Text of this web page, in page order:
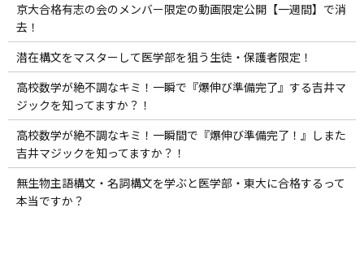
京大合格有志の会のメンバー限定の動画限定公開【一週間】で消
去！
潜在構文をマスターして医学部を狙う生徒・保護者限定！
高校数学が絶不調なキミ！一瞬で『爆伸び準備完了』する吉井マ
ジックを知ってますか？！
高校数学が絶不調なキミ！一瞬間で『爆伸び準備完了！』しまた
吉井マジックを知ってますか？！
無生物主語構文・名詞構文を学ぶと医学部・東大に合格するって
本当ですか？